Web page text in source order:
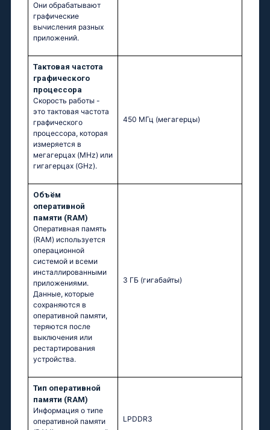
Они обрабатывают
графические
вычисления разных
приложений.
Тактовая частота
графического
процессора
Скорость работы -
это тактовая частота
графического
процессора, которая
измеряется в
мегагерцах (MHz) или
гигагерцах (GHz).
450 МГц (мегагерцы)
Объём
оперативной
памяти (RAM)
Оперативная память
(RAM) используется
операционной
системой и всеми
инсталлированными
приложениями.
Данные, которые
сохраняются в
оперативной памяти,
теряются после
выключения или
рестартирования
устройства.
3 ГБ (гигабайты)
Тип оперативной
памяти (RAM)
Информация о типе
оперативной памяти
LPDDR3